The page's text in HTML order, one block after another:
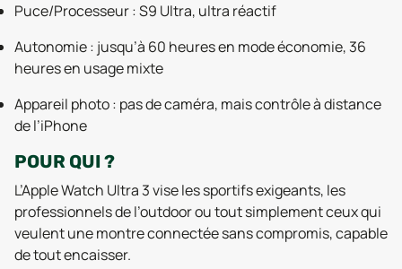
Puce/Processeur : S9 Ultra, ultra réactif
Autonomie : jusqu’à 60 heures en mode économie, 36
heures en usage mixte
Appareil photo : pas de caméra, mais contrôle à distance
de l’iPhone
POUR QUI ?
L’Apple Watch Ultra 3 vise les sportifs exigeants, les
professionnels de l’outdoor ou tout simplement ceux qui
veulent une montre connectée sans compromis, capable
de tout encaisser.